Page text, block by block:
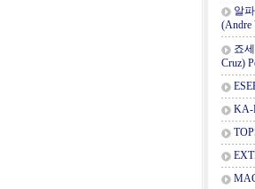
알
(Andre
죠
Cruz)
KA-